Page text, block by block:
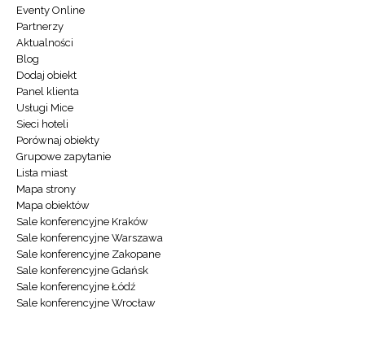
Eventy Online
Partnerzy
Aktualności
Blog
Dodaj obiekt
Panel klienta
Usługi Mice
Sieci hoteli
Porównaj obiekty
Grupowe zapytanie
Lista miast
Mapa strony
Mapa obiektów
Sale konferencyjne Kraków
Sale konferencyjne Warszawa
Sale konferencyjne Zakopane
Sale konferencyjne Gdańsk
Sale konferencyjne Łódź
Sale konferencyjne Wrocław